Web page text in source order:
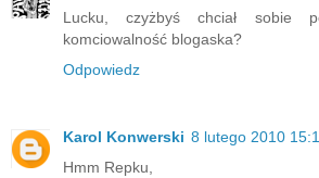
Lucku, czyżbyś chciał sobie
komciowalność blogaska?
Odpowiedz
Karol Konwerski 8 lutego 2010
Hmm Repku,